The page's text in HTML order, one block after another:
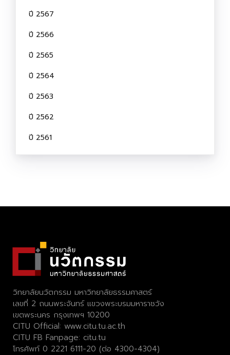
ปี 2567
ปี 2566
ปี 2565
ปี 2564
ปี 2563
ปี 2562
ปี 2561
วิทยาลัยนวัตกรรม มหาวิทยาลัยธรรมศาสตร์
เลขที่ 2 ถนนพระจันทร์ แขวงพระบรมมหาราชวัง
เขตพระนคร กรุงเทพฯ 10200
CITU Official: www.citu.tu.ac.th
CITU FB Fanpage: citu.tu
โทรศัพท์ 0 2221 6111-20 (ต่อ 4300-4304)